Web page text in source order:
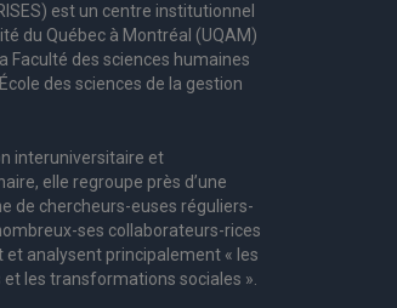
est un centre institutionnel
du Québec à Montréal (UQAM)
Faculté des sciences humaines
des sciences de la gestion
interuniversitaire et
elle regroupe près d’une
de chercheurs-euses réguliers-
-ses collaborateurs-rices
et analysent principalement « les
les transformations sociales ».